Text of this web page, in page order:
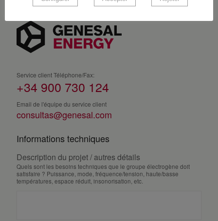
Service client Téléphone/Fax:
+34 900 730 124
Email de l'équipe du service client
consultas@genesal.com
Informations techniques
Description du projet / autres détails
Quels sont les besoins techniques que le groupe électrogène doit
satisfaire ? Puissance, mode, fréquence/tension, haute/basse
températures, espace réduit, insonorisation, etc.